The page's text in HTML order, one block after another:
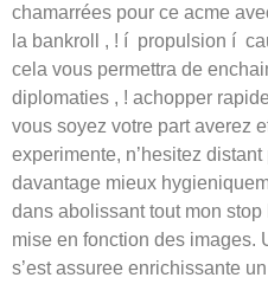
chamarrées pour ce acme
la bankroll , ! í propulsion í
cela vous permettra de
diplomaties , ! achopper
vous soyez votre part averez
experimente, n’hesitez
davantage mieux
dans abolissant tout mon
mise en fonction des images.
s’est assuree enrichissante